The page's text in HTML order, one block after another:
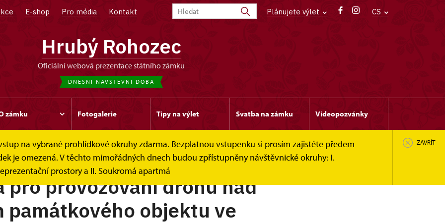
E-shop Pro média Kontakt Plánujete výlet CS
Hrubý Rohozec
oficiální webová prezentace státního zámku
DNEŠNÍ NÁVŠTĚVNÍ DOBA
zámku Fotogalerie Tipy na výlet Svatba na zámku Videopozvánky
na vybrané prohlídkové okruhy zdarma. Bezplatnou vstupenku si prosím zajistěte předem
je omezená. V těchto mimořádných dnech budou zpřístupněny návštěvnické okruhy: I.
prostory a II. Soukromá apartmá
ZAVŘÍT
Drony
pro provozování dronů nad
památkového objektu ve